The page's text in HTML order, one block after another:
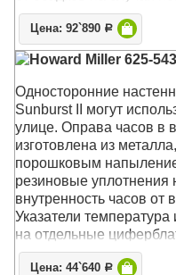
Вертлюги к
позволяют установить
любого угла зрения.
Корпус: Чёрный
Размер: 55 х 50 х 16
Цена: 92`890 Р
Howard Miller 625-543
Односторонние
Sunburst II могут
улице. Оправа часов в
изготовлена из
порошковым
резиновые
внутренность часов от
Указатели
на отдельные
Механизм: Кварцевый
Цена: 44`640 Р